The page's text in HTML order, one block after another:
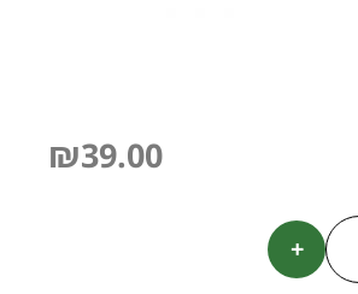
₪39.00
+